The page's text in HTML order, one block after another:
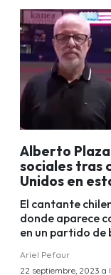
Alberto
sociales tras
Unidos en
El cantante
donde aparece
en un partido de
Ariel Pefaur
22 septiembre, 2023 a